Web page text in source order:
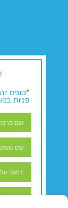
*טופס
פניות